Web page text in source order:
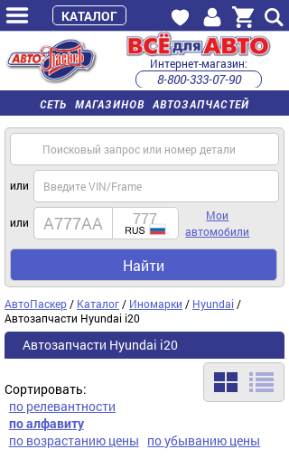
СЕТЬ МАГАЗИНОВ АВТОЗАПЧАСТЕЙ
Интернет-магазин:
8-800-333-07-90
часы работы с 9:00 до 22:00 (пн-пт)
или
или
Мои
автомобили
Найти
АвтоПаскер / Каталог / Иномарки / Hyundai /
Автозапчасти Hyundai i20
Автозапчасти Hyundai i20
Сортировать:
по релевантности
по алфавиту
по возрастанию цены по убыванию цены
КАТАЛОГ